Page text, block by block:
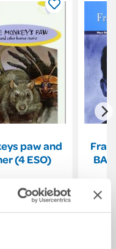
paw and
(4 ESO)
8,15€